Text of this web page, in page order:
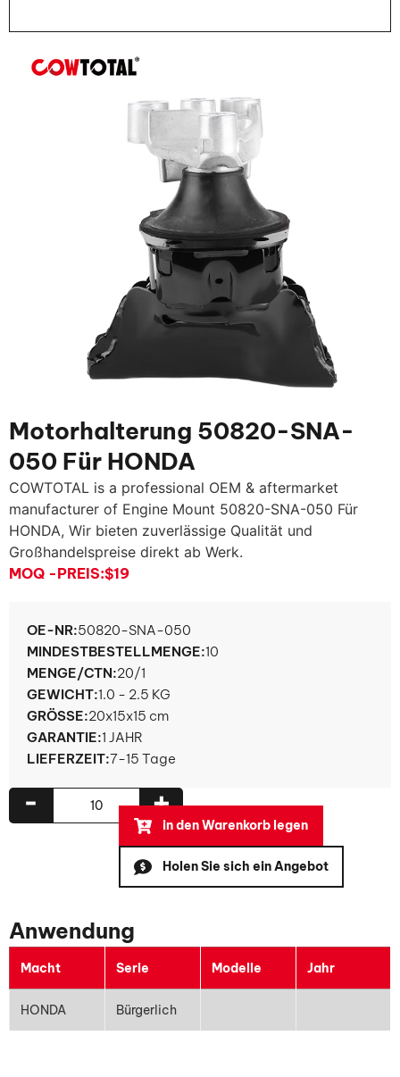
Motorhalterung 50820-SNA-
050 Für HONDA
COWTOTAL is a professional OEM & aftermarket
manufacturer of Engine Mount 50820-SNA-050 Für
HONDA, Wir bieten zuverlässige Qualität und
Großhandelspreise direkt ab Werk.
MOQ -PREIS:$19
OE-NR:50820-SNA-050
MINDESTBESTELLMENGE:10
MENGE/CTN:20/1
GEWICHT:1.0 - 2.5 KG
GRÖSSE: 20x15x15 cm
GARANTIE:1 JAHR
LIEFERZEIT:7-15 Tage
+
-
in den Warenkorb legen
Holen Sie sich ein Angebot
Anwendung
Macht Serie Modelle Jahr
HONDA Bürgerlich